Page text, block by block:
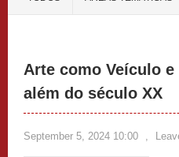
Arte como Veículo
além do século XX
September 5, 2024 10:00 ,